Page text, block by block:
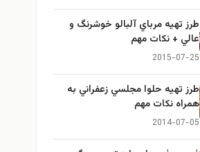
طرز تهيه مرباي آلبالو خوشرنگ و
عالي + نكات مهم
2015-07-25
طرز تهيه حلوا مجلسي زعفراني به
همراه نكات مهم
2014-07-05